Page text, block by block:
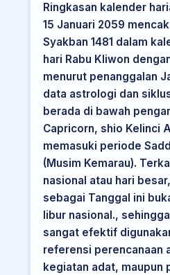
Ringkasan kalender
15 Januari 2059
Syakban 1481 dalam
hari Rabu Kliwon
menurut penanggalan
data astrologi dan
berada di bawah
Capricorn, shio Kelinci
memasuki periode
(Musim Kemarau).
nasional atau hari
sebagai Tanggal ini
libur nasional.,
sangat efektif
referensi perencanaan
kegiatan adat, maupun